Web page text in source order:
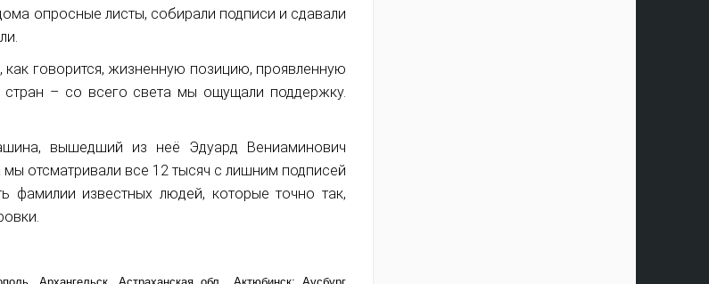
опросные листы, собирали подписи и сдавали
говорится, жизненную позицию, проявленную
– со всего света мы ощущали поддержку.
вышедший из неё Эдуард Вениаминович
отсматривали все 12 тысяч с лишним подписей
фамилии известных людей, которые точно так,